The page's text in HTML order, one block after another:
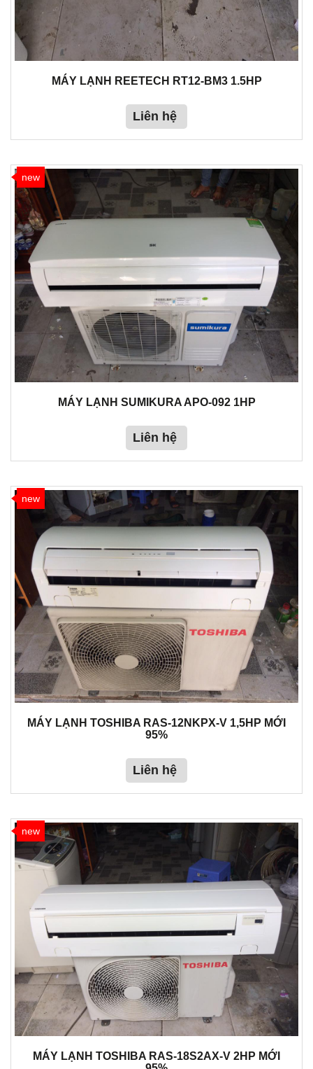
MÁY LẠNH REETECH RT12-BM3 1.5HP
Liên hệ
new
MÁY LẠNH SUMIKURA APO-092 1HP
Liên hệ
new
MÁY LẠNH TOSHIBA RAS-12NKPX-V 1,5HP MỚI
95%
Liên hệ
new
MÁY LẠNH TOSHIBA RAS-18S2AX-V 2HP MỚI